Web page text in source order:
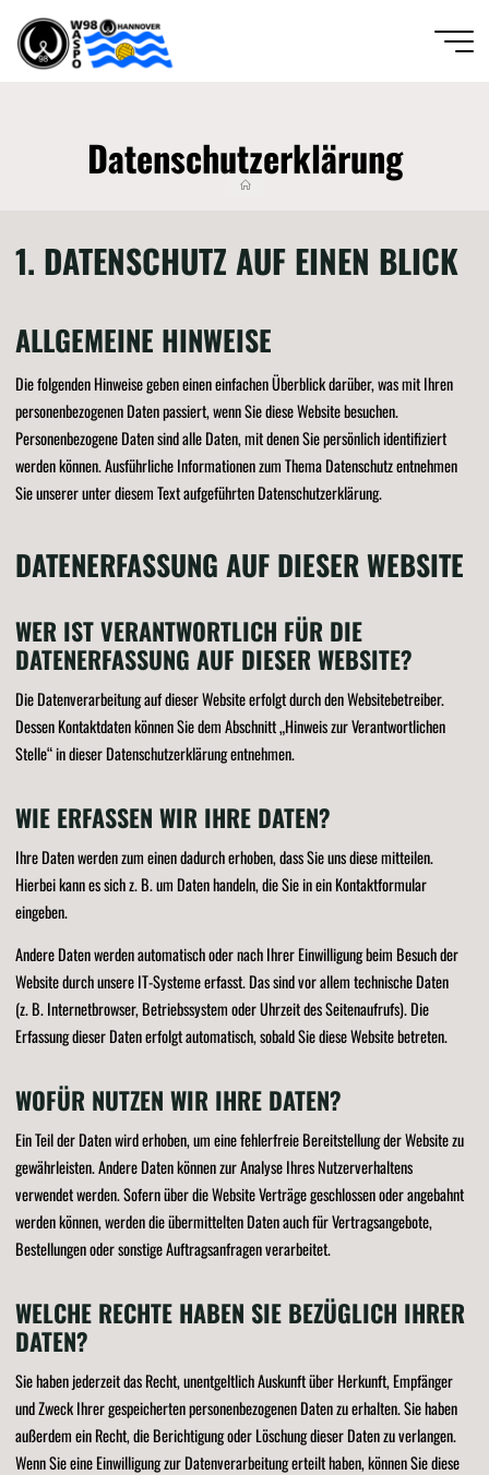
Inhalt
springen
e.V.
WASSERBALLSPORTS
Datenschutz­erklärung
1. DATENSCHUTZ AUF EINEN BLICK
ALLGEMEINE HINWEISE
Die folgenden Hinweise geben einen einfachen Überblick darüber, was mit Ihren
personenbezogenen Daten passiert, wenn Sie diese Website besuchen.
Personenbezogene Daten sind alle Daten, mit denen Sie persönlich identifiziert
werden können. Ausführliche Informationen zum Thema Datenschutz entnehmen
Sie unserer unter diesem Text aufgeführten Datenschutzerklärung.
DATENERFASSUNG AUF DIESER WEBSITE
WER IST VERANTWORTLICH FÜR DIE
DATENERFASSUNG AUF DIESER WEBSITE?
Die Datenverarbeitung auf dieser Website erfolgt durch den Websitebetreiber.
Dessen Kontaktdaten können Sie dem Abschnitt „Hinweis zur Verantwortlichen
Stelle“ in dieser Datenschutzerklärung entnehmen.
WIE ERFASSEN WIR IHRE DATEN?
Ihre Daten werden zum einen dadurch erhoben, dass Sie uns diese mitteilen.
Hierbei kann es sich z. B. um Daten handeln, die Sie in ein Kontaktformular
eingeben.
Andere Daten werden automatisch oder nach Ihrer Einwilligung beim Besuch der
Website durch unsere IT-Systeme erfasst. Das sind vor allem technische Daten
(z. B. Internetbrowser, Betriebssystem oder Uhrzeit des Seitenaufrufs). Die
Erfassung dieser Daten erfolgt automatisch, sobald Sie diese Website betreten.
WOFÜR NUTZEN WIR IHRE DATEN?
Ein Teil der Daten wird erhoben, um eine fehlerfreie Bereitstellung der Website zu
gewährleisten. Andere Daten können zur Analyse Ihres Nutzerverhaltens
verwendet werden. Sofern über die Website Verträge geschlossen oder angebahnt
werden können, werden die übermittelten Daten auch für Vertragsangebote,
Bestellungen oder sonstige Auftragsanfragen verarbeitet.
WELCHE RECHTE HABEN SIE BEZÜGLICH IHRER
DATEN?
Sie haben jederzeit das Recht, unentgeltlich Auskunft über Herkunft, Empfänger
und Zweck Ihrer gespeicherten personenbezogenen Daten zu erhalten. Sie haben
außerdem ein Recht, die Berichtigung oder Löschung dieser Daten zu verlangen.
Wenn Sie eine Einwilligung zur Datenverarbeitung erteilt haben, können Sie diese